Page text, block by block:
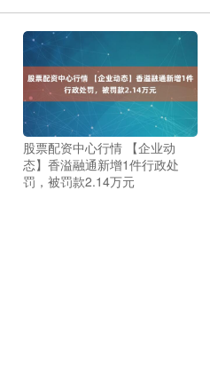
股票配资中心行情 【企业动
态】香溢融通新增1件行政处
罚，被罚款2.14万元